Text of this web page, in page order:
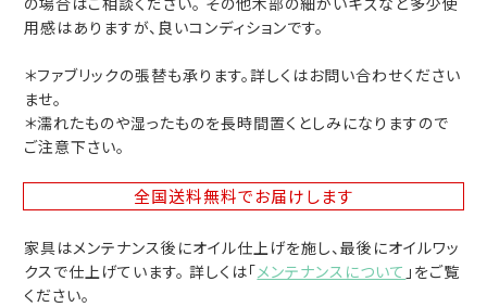
用感はありますが、良いコンディションです。
＊ファブリックの張替も承ります。詳しくはお問い合わせください
ませ。
＊濡れたものや湿ったものを長時間置くとしみになりますので
ご注意下さい。
全国送料無料でお届けします
家具はメンテナンス後にオイル仕上げを施し、最後にオイルワッ
クスで仕上げています。 詳しくは「メンテナンスについて 」をご覧
ください。